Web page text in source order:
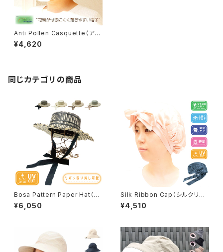
Anti Pollen Casquette（アン
チポランキャスケット） ※WEB
限定【oa-1739rk】
¥4,620
同じカテゴリの商品
Bosa Pattern Paper Hat（ボ
サパターンペーパーハット）【lca
-m27574】
¥6,050
Silk Ribbon Cap（シルクリボ
ンキャップ）【hb-1861rk】
¥4,510